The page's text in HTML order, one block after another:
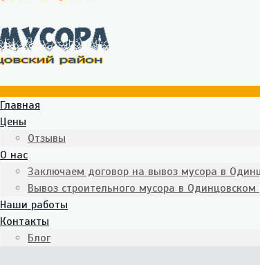
Главная
Цены
Отзывы
О нас
Заключаем договор на вывоз мусора в
Вывоз строительного мусора в Одинцовском
Наши работы
Контакты
Блог